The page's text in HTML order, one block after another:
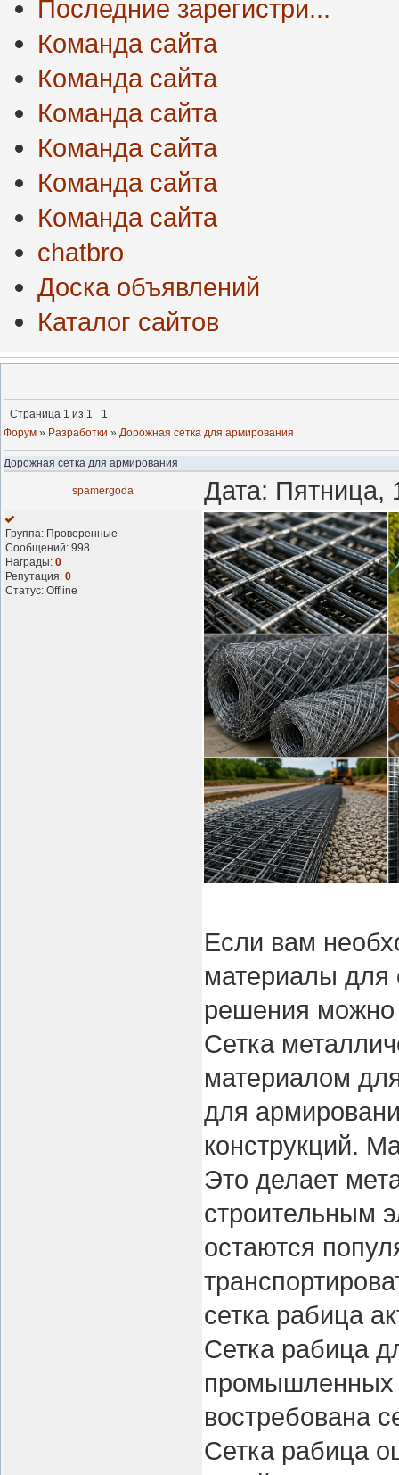
Последние зарегистри...
Команда сайта
Команда сайта
Команда сайта
Команда сайта
Команда сайта
Команда сайта
chatbro
Доска объявлений
Каталог сайтов
Страница 1 из 1
1
Форум » Разработки » Дорожная сетка для армирования
Дорожная сетка для армирования
spamergoda Дата:
Группа: Проверенные
Сообщений: 998
Награды: 0
Репутация: 0
Статус: Offline
Если вам
материалы для
решения
Сетка
материалом
для
конструкций.
Это делает
строительным
остаются
сетка рабица
Сетка рабица
промышленных
востребована
Сетка рабица